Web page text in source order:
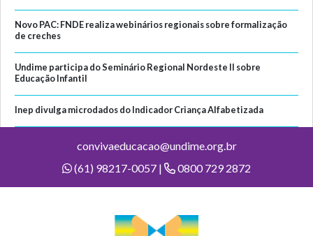
Novo PAC: FNDE realiza webinários regionais sobre formalização
de creches
Undime participa do Seminário Regional Nordeste II sobre
Educação Infantil
Inep divulga microdados do Indicador Criança Alfabetizada
convivaeducacao@undime.org.br
(61) 98217-0057 |
0800 729 2872